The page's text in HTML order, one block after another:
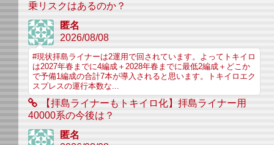
乗リスクはあるのか？
匿名
2026/08/08
#現状拝島ライナーは2運用で回されています。よってトキイロ
は2027年春までに4編成＋2028年春までに最低2編成＋どこか
で予備1編成の合計7本が導入されると思います。トキイロエク
スプレスの運行本数な...
【拝島ライナーもトキイロ化】拝島ライナー用
40000系の今後は？
匿名